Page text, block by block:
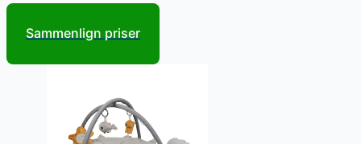
Sammenlign priser